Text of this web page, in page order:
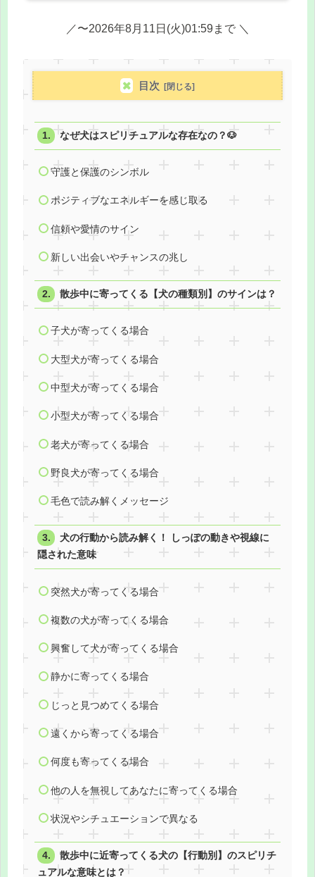
／〜2026年8月11日(火)01:59まで ＼
目次
なぜ犬はスピリチュアルな存在なの？🐶
守護と保護のシンボル
ポジティブなエネルギーを感じ取る
信頼や愛情のサイン
新しい出会いやチャンスの兆し
散歩中に寄ってくる【犬の種類別】のサインは？
子犬が寄ってくる場合
大型犬が寄ってくる場合
中型犬が寄ってくる場合
小型犬が寄ってくる場合
老犬が寄ってくる場合
野良犬が寄ってくる場合
毛色で読み解くメッセージ
犬の行動から読み解く！ しっぽの動きや視線に
隠された意味
突然犬が寄ってくる場合
複数の犬が寄ってくる場合
興奮して犬が寄ってくる場合
静かに寄ってくる場合
じっと見つめてくる場合
遠くから寄ってくる場合
何度も寄ってくる場合
他の人を無視してあなたに寄ってくる場合
状況やシチュエーションで異なる
散歩中に近寄ってくる犬の【行動別】のスピリチ
ュアルな意味とは？